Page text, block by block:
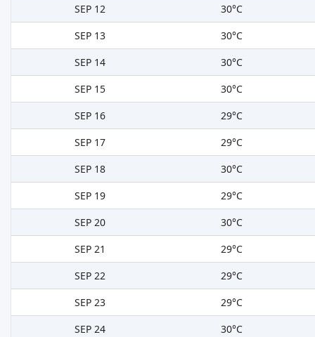
SEP 12
30°C
SEP 13
30°C
SEP 14
30°C
SEP 15
30°C
SEP 16
29°C
SEP 17
29°C
SEP 18
30°C
SEP 19
29°C
SEP 20
30°C
SEP 21
29°C
SEP 22
29°C
SEP 23
29°C
SEP 24
30°C